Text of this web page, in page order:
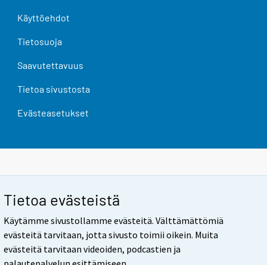
Tietoa evästeistä
Käytämme sivustollamme evästeitä. Välttämättömiä
evästeitä tarvitaan, jotta sivusto toimii oikein. Muita
evästeitä tarvitaan videoiden, podcastien ja
Käyttöehdot
Tietosuoja
Saavutettavuus
Tietoa sivustosta
Evästeasetukset